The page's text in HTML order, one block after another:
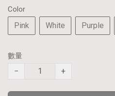
Color
Pink White Purple
數量
− +